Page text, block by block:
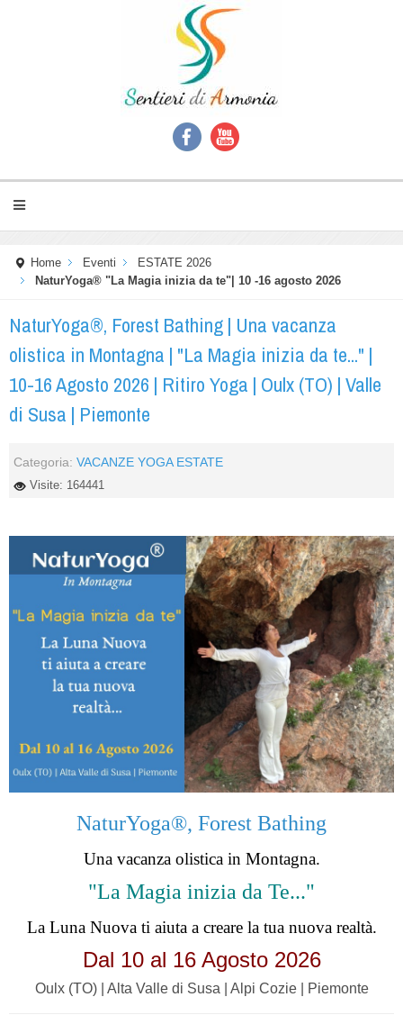
Home Eventi
ESTATE 2026
NaturYoga® "La Magia inizia da te"| 10 -16 agosto 2026
NaturYoga®, Forest Bathing | Una vacanza
olistica in Montagna | "La Magia inizia da te..." |
10-16 Agosto 2026 | Ritiro Yoga | Oulx (TO) | Valle
di Susa | Piemonte
Categoria: VACANZE YOGA ESTATE
Visite: 164441
NaturYoga®, Forest Bathing
Una vacanza olistica in Montagna.
"La Magia inizia da Te..."
La Luna Nuova ti aiuta a creare la tua nuova realtà.
Dal 10 al 16 Agosto 2026
Oulx (TO) | Alta Valle di Susa | Alpi Cozie | Piemonte